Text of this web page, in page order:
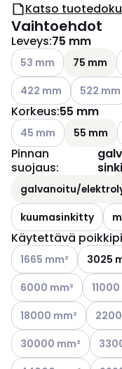
Katso
Vaihtoehdot
Leveys:75 mm
Katso käytettävissä
53 mm 75 mm
Katso käytettävissä
422 mm Katso
522 mm
Korkeus:55 mm
Katso käytettävissä
45 mm 55 mm
Pinnan
suojaus:
galvanoitu/
kuumasinkitty
Käytettävä
Katso käytettävissä
1665 mm² 3025
Katso käytettävissä
6000 mm² Katso
Katso käytettävissä
18000 mm² Katso
Katso käytettävissä
30000 mm² Katso
Katso käytettävissä
Katso